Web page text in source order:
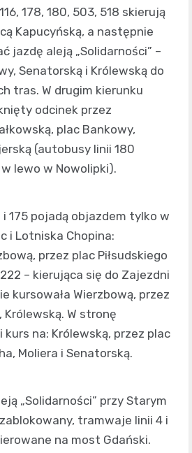
178, 180, 503, 518 skierują
Kapucyńską, a następnie
jazdę aleją „Solidarności” –
Senatorską i Królewską do
tras. W drugim kierunku
odcinek przez
plac Bankowy,
(autobusy linii 180
lewo w Nowolipki).
175 pojadą objazdem tylko w
i Lotniska Chopina:
przez plac Piłsudskiego
– kierująca się do Zajezdni
kursowała Wierzbową, przez
Królewską. W stronę
kurs na: Królewską, przez plac
Moliera i Senatorską.
„Solidarności” przy Starym
tramwaje linii 4 i
na most Gdański.